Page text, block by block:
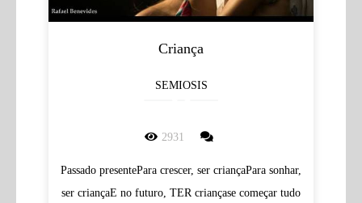
Criança
SEMIOSIS
2931
Passado presentePara crescer, ser criançaPara sonhar,
ser criançaE no futuro, TER criançase começar tudo